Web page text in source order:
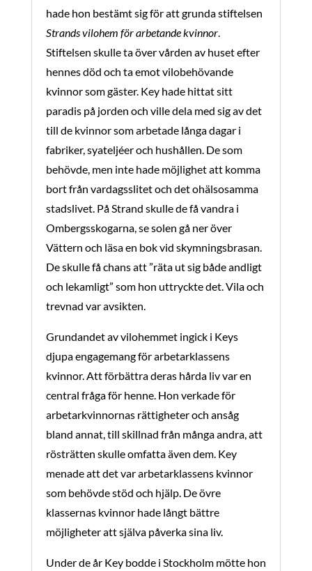
hade hon bestämt sig för att grunda stiftelsen
Strands vilohem för arbetande kvinnor.
Stiftelsen skulle ta över vården av huset efter
hennes död och ta emot vilobehövande
kvinnor som gäster. Key hade hittat sitt
paradis på jorden och ville dela med sig av det
till de kvinnor som arbetade långa dagar i
fabriker, syateljéer och hushållen. De som
behövde, men inte hade möjlighet att komma
bort från vardagsslitet och det ohälsosamma
stadslivet. På Strand skulle de få vandra i
Ombergsskogarna, se solen gå ner över
Vättern och läsa en bok vid skymningsbrasan.
De skulle få chans att ”räta ut sig både andligt
och lekamligt” som hon uttryckte det. Vila och
trevnad var avsikten.
Grundandet av vilohemmet ingick i Keys
djupa engagemang för arbetarklassens
kvinnor. Att förbättra deras hårda liv var en
central fråga för henne. Hon verkade för
arbetarkvinnornas rättigheter och ansåg
bland annat, till skillnad från många andra, att
rösträtten skulle omfatta även dem. Key
menade att det var arbetarklassens kvinnor
som behövde stöd och hjälp. De övre
klassernas kvinnor hade långt bättre
möjligheter att själva påverka sina liv.
Under de år Key bodde i Stockholm mötte hon